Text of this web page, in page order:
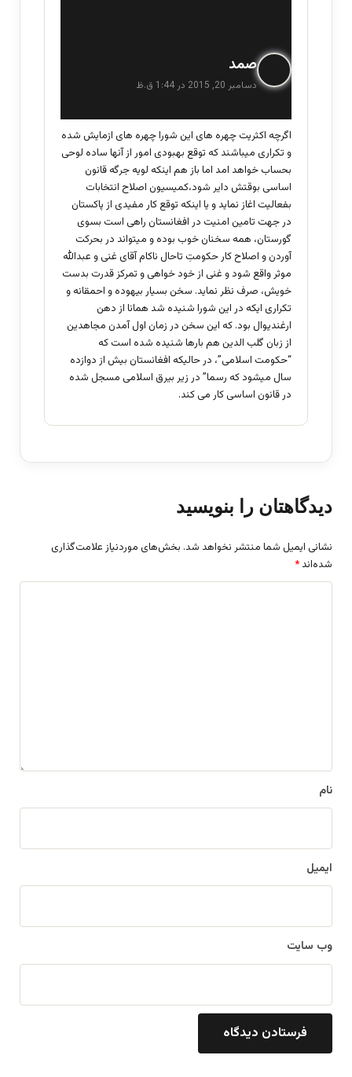
صمد
ف دسامبر 20, 2015 در 1:44 ق.ظ
اگرچه اکثریت چهره های این شورا چهره های ازمایش شده
و تکراری میباشند که توقع بهبودی امور از آنها ساده لوحی
بحساب خواهد امد اما باز هم اینکه لویه جرگه قانون
اساسی بوقتش دایر شود،کمیسیون اصلاح انتخابات
بفعالیت اغاز نماید و یا اینکه توقع کار مفیدی از پاکستان
در جهت تامین امنیت در افغانستان راهی است بسوی
گورستان، همه سخنان خوب بوده و میتواند در بحرکت
آوردن و اصلاح کار حکومتِ تاحال ناکام آقای غنی و عبدالله
موثر واقع شود و غنی از خود خواهی و تمرکز قدرت بدست
خویش، صرف نظر نماید. سخن بسیار بیهوده و احمقانه و
تکراری ایکه در این شورا شنیده شد همانا از دهن
ارغندیوال بود. که این سخن در زمان اول آمدن مجاهدین
از زبان گلب الدین هم بارها شنیده شده است که
“حکومت اسلامی”، در حالیکه افغانستان بیش از دوازده
سال میشود که رسما” در زیر بیرق اسلامی مسجل شده
در قانون اساسی کار می کند.
دیدگاهتان را بنویسید
نشانی ایمیل شما منتشر نخواهد شد. بخش‌های موردنیاز علامت‌گذاری
شده‌اند *
نام
ایمیل
وب‌ سایت